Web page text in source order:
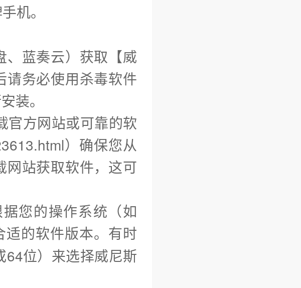
机。
、蓝奏云）获取【威
请务必使用杀毒软件
装。
方网站或可靠的软
）确保您从
网站获取软件，这可
您的操作系统（如
适的软件版本。有时
位）来选择威尼斯